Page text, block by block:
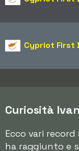
Cypriot First
Curiosità
Ecco vari
ha raggiunto e